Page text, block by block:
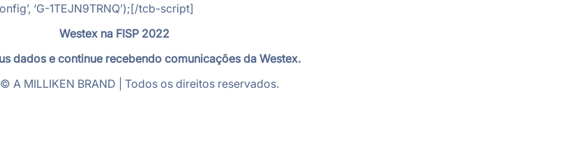
‘G-1TEJN9TRNQ’);[/tcb-script]
Westex na FISP 2022
dados e continue recebendo comunicações da Westex.
A MILLIKEN BRAND | Todos os direitos reservados.